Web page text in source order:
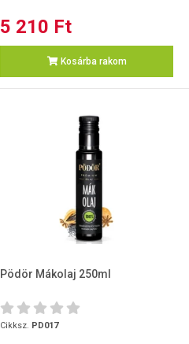
5 210 Ft
Kosárba rakom
Pödör Mákolaj 250ml
Cikksz. PD017